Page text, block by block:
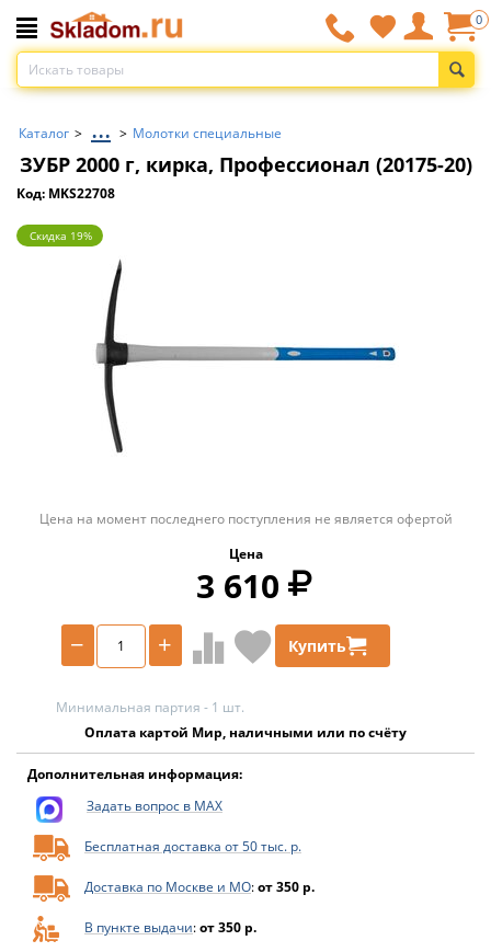
0
Каталог > ... > Молотки специальные
ЗУБР 2000 г, кирка, Профессионал (20175-20)
Код: MKS22708
Скидка 19%
Цена на момент последнего поступления не является офертой
Цена
3 610
+
− Купить
Минимальная партия - 1 шт.
Оплата картой Мир, наличными или по счёту
Дополнительная информация:
Задать вопрос в MAX
Бесплатная доставка от 50 тыс. р.
Доставка по Москве и МО:от 350 р.
В пункте выдачи:от 350 р.